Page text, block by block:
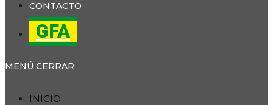
CONTACTO
GFA
MENÚ CERRAR
INICIO